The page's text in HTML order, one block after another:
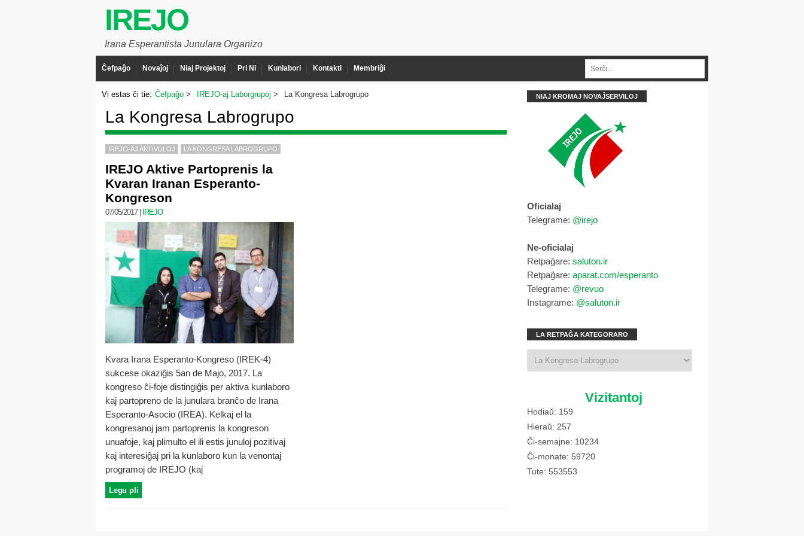
IREJO
Irana Esperantista Junulara Organizo
Ĉefpaĝo Novaĵoj Niaj Projektoj Pri Ni Kunlabori Kontakti Membriĝi
Vi estas ĉi tie: Ĉefpaĝo IREJO-aj Laborgrupoj La Kongresa Labrogrupo
La Kongresa Labrogrupo
IREJO-AJ AKTIVULOJ LA KONGRESA LABROGRUPO
IREJO Aktive Partoprenis la
Kvaran Iranan Esperanto-
Kongreson
07/05/2017| IREJO
Kvara Irana Esperanto-Kongreso (IREK-4)
sukcese okaziĝis 5an de Majo, 2017. La
kongreso ĉi-foje distingiĝis per aktiva kunlaboro
kaj partopreno de la junulara branĉo de Irana
Esperanto-Asocio (IREA). Kelkaj el la
kongresanoj jam partoprenis la kongreson
unuafoje, kaj plimulto el ili estis junuloj pozitivaj
kaj interesiĝaj pri la kunlaboro kun la venontaj
programoj de IREJO (kaj
Legu pli
NIAJ KROMAJ NOVAĴSERVILOJ
Oficialaj
Telegrame: @irejo
Ne-oficialaj
Retpaĝare:saluton.ir
Retpaĝare:aparat.com/esperanto
Telegrame: @revuo
Instagrame: @saluton.ir
LA RETPAĜA KATEGORARO
Vizitantoj
Hodiaŭ: 159
Hieraŭ: 257
Ĉi-semajne: 10234
Ĉi-monate: 59720
Tute: 553553